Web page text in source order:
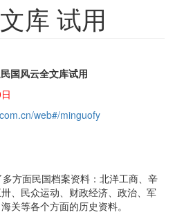
库 试用
国风云全文库试用
web#/minguofy
方面民国档案资料：北洋工商、辛
、民众运动、财政经济、政治、军
关等各个方面的历史资料。